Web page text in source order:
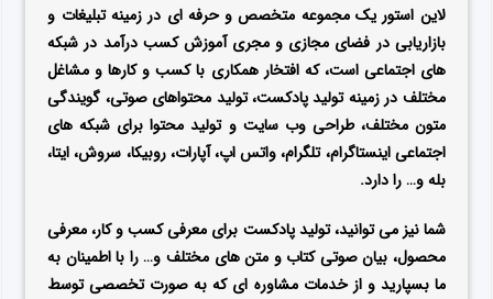
لاین استور یک مجموعه متخصص و حرفه ای در زمینه تبلیغات و
بازاریابی در فضای مجازی و مجری آموزش کسب درآمد در شبکه
های اجتماعی است، که افتخار همکاری با کسب و کارها و مشاغل
مختلف در زمینه تولید پادکست، تولید محتواهای صوتی، گویندگی
متون مختلف، طراحی وب سایت و تولید محتوا برای شبکه های
اجتماعی اینستاگرام، تلگرام، واتس اپ، آپارات، روبیکا، سروش، ایتا،
بله و… را دارد.
شما نیز می توانید، تولید پادکست برای معرفی کسب و کار، معرفی
محصول، بیان صوتی کتاب و متن های مختلف و… را با اطمینان به
ما بسپارید و از خدمات مشاوره ای که به صورت تخصصی توسط